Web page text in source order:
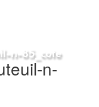
n-85_cote
n-